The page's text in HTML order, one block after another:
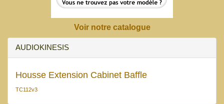
Voir notre catalogue
AUDIOKINESIS
Housse Extension Cabinet Baffle
TC112v3